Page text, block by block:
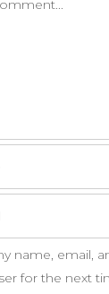
name, email,
for the next